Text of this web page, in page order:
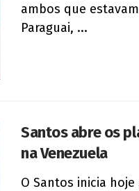
ambos que
Paraguai, ...
Santos abre os
na Venezuela
O Santos inicia